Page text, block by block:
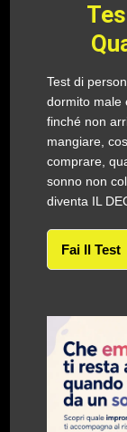
Test di
dormito male
finché non
mangiare,
comprare,
sonno non
diventa IL
Fai Il Test